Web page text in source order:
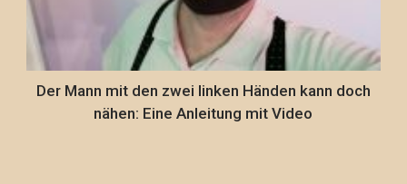
Der Mann mit den zwei linken Händen kann doch
nähen: Eine Anleitung mit Video